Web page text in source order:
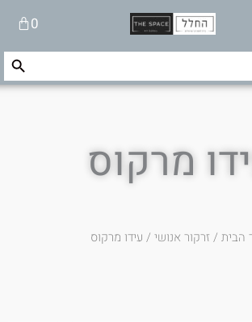
0עגלת
קניות
מרקוס
הבית/זרקור אנושי/ עידו מרקוס